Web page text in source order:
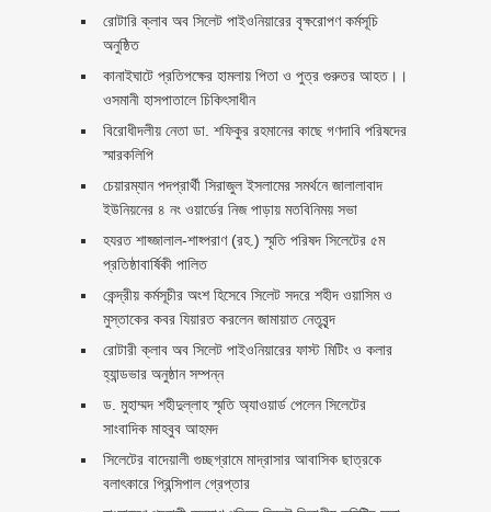
রোটারি ক্লাব অব সিলেট পাইওনিয়ারের বৃক্ষরোপণ কর্মসূচি
অনুষ্ঠিত
কানাইঘাটে প্রতিপক্ষের হামলায় পিতা ও পুত্র গুরুতর আহত।।
ওসমানী হাসপাতালে চিকিৎসাধীন
বিরোধীদলীয় নেতা ডা. শফিকুর রহমানের কাছে গণদাবি পরিষদের
স্মারকলিপি ‎
চেয়ারম্যান পদপ্রার্থী সিরাজুল ইসলামের সমর্থনে জালালাবাদ
ইউনিয়নের ৪ নং ওয়ার্ডের নিজ পাড়ায় মতবিনিময় সভা
হযরত শাহ্জালাল-শাহ্পরাণ (রহ.) স্মৃতি পরিষদ সিলেটের ৫ম
প্রতিষ্ঠাবার্ষিকী পালিত ‎​
কেন্দ্রীয় কর্মসূচীর অংশ হিসেবে সিলেট সদরে শহীদ ওয়াসিম ও
মুস্তাকের কবর যিয়ারত করলেন জামায়াত নেতৃবৃন্দ ‎
রোটারী ক্লাব অব সিলেট পাইওনিয়ারের ফাস্ট মিটিং ও কলার
হ্যান্ডভার অনুষ্ঠান সম্পন্ন
ড. মুহাম্মদ শহীদুল্লাহ স্মৃতি অ্যাওয়ার্ড পেলেন সিলেটের
সাংবাদিক মাহবুব আহমদ
সিলেটের বাদেয়ালী গুচ্ছগ্রামে মাদ্রাসার আবাসিক ছাত্রকে
বলাৎকারে প্রিন্সিপাল গ্রেপ্তার ‎